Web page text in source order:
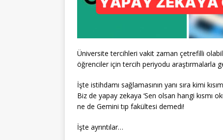
Üniversite tercihleri vakit zaman çetrefilli
öğrenciler için tercih periyodu araştırmalarla
İşte istihdamı sağlamasının yanı sıra kimi
Biz de yapay zekaya ‘Sen olsan hangi kısmı
ne de Gemini tıp fakültesi demedi!
İşte ayrıntılar…